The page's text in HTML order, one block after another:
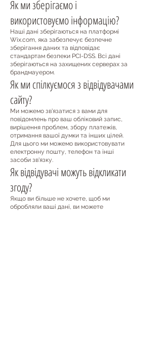
Як ми зберігаємо і
використовуємо інформацію?
Наші дані зберігаються на платформі
Wix.com, яка забезпечує безпечне
зберігання даних та відповідає
стандартам безпеки PCI-DSS. Всі дані
зберігаються на захищених серверах за
брандмауером.
Як ми спілкуємося з відвідувачами
сайту?
Ми можемо зв'язатися з вами для
повідомлень про ваш обліковий запис,
вирішення проблем, збору платежів,
отримання вашої думки та інших цілей.
Для цього ми можемо використовувати
електронну пошту, телефон та інші
засоби зв'язку.
Як відвідувачі можуть відкликати
згоду?
Якщо ви більше не хочете, щоб ми
обробляли ваші дані, ви можете